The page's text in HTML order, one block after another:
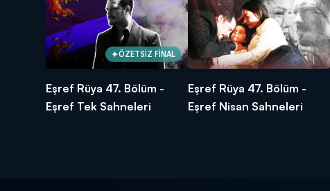
ÖZETSİZ FİNAL
Eşref Rüya 47. Bölüm -
Eşref Tek Sahneleri
Eşref Rüya 47. Bölüm -
Eşref Nisan Sahneleri